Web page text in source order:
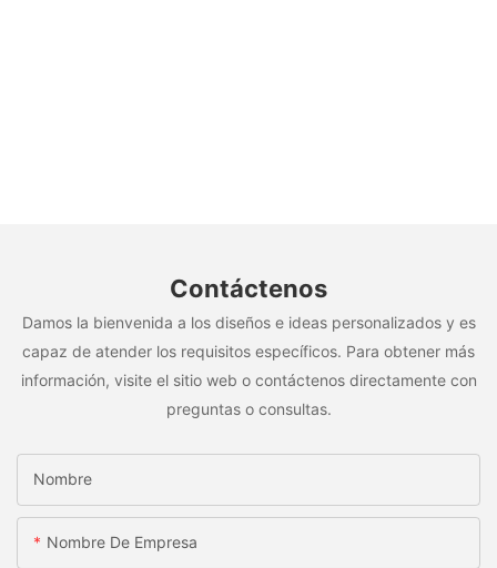
Contáctenos
Damos la bienvenida a los diseños e ideas personalizados y es
capaz de atender los requisitos específicos. Para obtener más
información, visite el sitio web o contáctenos directamente con
preguntas o consultas.
Nombre
Nombre De Empresa